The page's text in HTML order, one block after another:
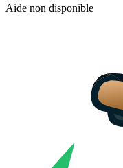
Aide non disponible